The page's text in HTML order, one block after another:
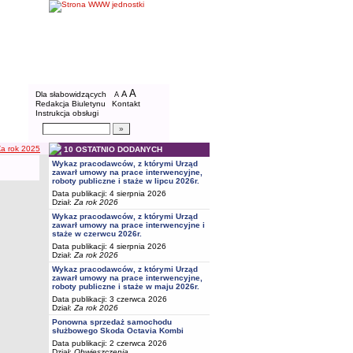
BIP - Powiatowy Urząd Pracy w
Menu dodatkowe
Dla słabowidzących A pomniejsz czcionkę
A standardowy rozmiar czcionki
A
Redakcja Biuletynu
Kontakt
Instrukcja obsługi
Wyszukiwarka artykułów
rok 2025
10 OSTATNIO DODANYCH
Wykaz pracodawców, z którymi Urząd
zawarł umowy na prace interwencyjne,
roboty publiczne i staże w lipcu 2026r.
Data publikacji: 4 sierpnia 2026
Dział: Za rok 2026
Wykaz pracodawców, z którymi Urząd
zawarł umowy na prace interwencyjne i
staże w czerwcu 2026r.
Data publikacji: 4 sierpnia 2026
Dział: Za rok 2026
Wykaz pracodawców, z którymi Urząd
zawarł umowy na prace interwencyjne,
roboty publiczne i staże w maju 2026r.
Data publikacji: 3 czerwca 2026
Dział: Za rok 2026
Ponowna sprzedaż samochodu
służbowego Skoda Octavia Kombi
Data publikacji: 2 czerwca 2026